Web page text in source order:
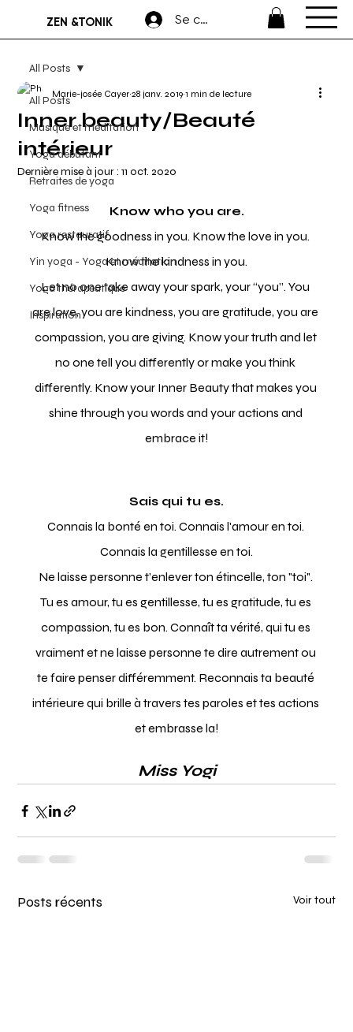
ZEN &TONIK Se connecter
All Posts
Musique et méditation
Yoga débutant
Retraites de yoga
Yoga fitness
Yoga restauratif
Yin yoga - Yoga et méditation
Yoga thérapeutique
Inspiration
All Posts
Inner beauty/Beauté
intérieur
Marie-josée Cayer 28 janv. 2019 1 min de lecture
Dernière mise à jour :11 oct. 2020
Know who you are.
Know the goodness in you. Know the love in you.
Know the kindness in you.
Let no one take away your spark, your “you”. You
are love, you are kindness, you are gratitude, you are
compassion, you are giving. Know your truth and let
no one tell you differently or make you think
differently. Know your Inner Beauty that makes you
shine through you words and your actions and
embrace it!
Sais qui tu es.
Connais la bonté en toi. Connais l'amour en toi.
Connais la gentillesse en toi.
Ne laisse personne t’enlever ton étincelle, ton "toi".
Tu es amour, tu es gentillesse, tu es gratitude, tu es
compassion, tu es bon. Connaît ta vérité, qui tu es
vraiment et ne laisse personne te dire autrement ou
te faire penser différemment. Reconnais ta beauté
intérieure qui brille à travers tes paroles et tes actions
et embrasse la!
Miss Yogi
Posts récents Voir tout